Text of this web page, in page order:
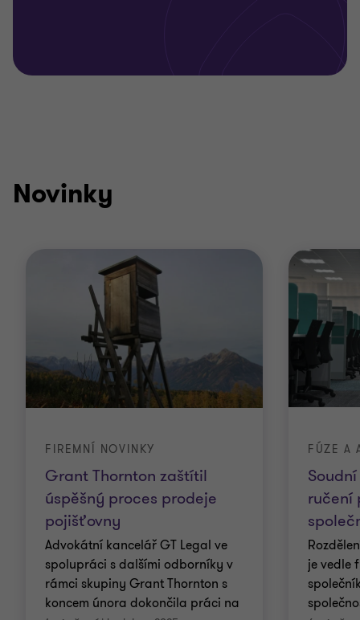
Novinky
Grant Thornton zaštítil
úspěšný proces prodeje
pojišťovny
FIREMNÍ NOVINKY
Advokátní kancelář GT Legal ve
spolupráci s dalšími odborníky v
rámci skupiny Grant Thornton s
koncem února dokončila práci na
ručení
FÚZE A
je vedle